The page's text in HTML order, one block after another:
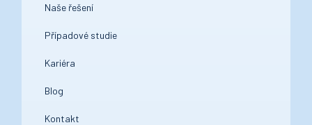
Naše řešení
Případové studie
Kariéra
Blog
Kontakt